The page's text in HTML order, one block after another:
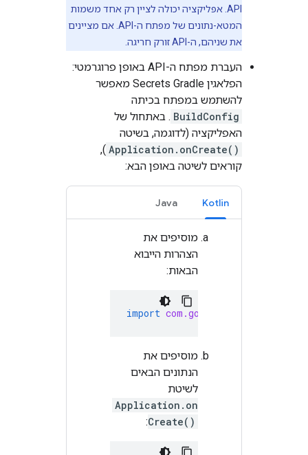
API. אפליקציה יכולה לציין רק אחד משמות
המטא-נתונים של מפתח ה-API. אם מציינים
את שניהם, ה-API זורק חריגה.
העברת מפתח ה-API באופן פרוגרמטי:
הפלאגין Secrets Gradle מאפשר
להשתמש במפתח בכיתה
BuildConfig . באתחול של
האפליקציה (לדוגמה, בשיטה
Application.onCreate()
),
קוראים לשיטה באופן הבא:
Kotlin
Java
מוסיפים את
הצהרות הייבוא
הבאות:
import
מוסיפים את
הנתונים הבאים
לשיטת
Application.on
Create()
: